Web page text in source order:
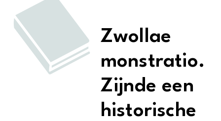
Zwollae
monstratio.
Zijnde een
historische